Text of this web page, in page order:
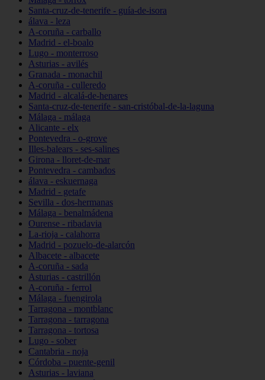
Santa-cruz-de-tenerife - guía-de-isora
álava - leza
A-coruña - carballo
Madrid - el-boalo
Lugo - monterroso
Asturias - avilés
Granada - monachil
A-coruña - culleredo
Madrid - alcalá-de-henares
Santa-cruz-de-tenerife - san-cristóbal-de-la-laguna
Málaga - málaga
Alicante - elx
Pontevedra - o-grove
Illes-balears - ses-salines
Girona - lloret-de-mar
Pontevedra - cambados
álava - eskuernaga
Madrid - getafe
Sevilla - dos-hermanas
Málaga - benalmádena
Ourense - ribadavia
La-rioja - calahorra
Madrid - pozuelo-de-alarcón
Albacete - albacete
A-coruña - sada
Asturias - castrillón
A-coruña - ferrol
Málaga - fuengirola
Tarragona - montblanc
Tarragona - tarragona
Tarragona - tortosa
Lugo - sober
Cantabria - noja
Córdoba - puente-genil
Asturias - laviana